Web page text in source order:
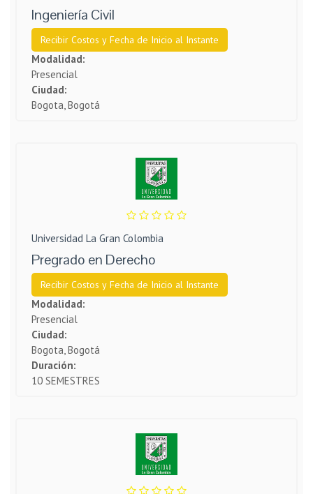
Ingeniería Civil
Recibir Costos y Fecha de Inicio al Instante
Modalidad:
Presencial
Ciudad:
Bogota, Bogotá
Universidad La Gran Colombia
Pregrado en Derecho
Recibir Costos y Fecha de Inicio al Instante
Modalidad:
Presencial
Ciudad:
Bogota, Bogotá
Duración:
10 SEMESTRES